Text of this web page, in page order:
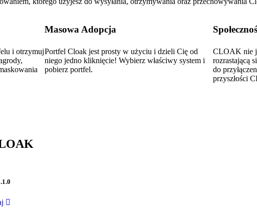
i otrzymuj
Masowa Adopcja
Portfel Cloak jest prosty w użyciu i dzieli Cię od
niego jedno kliknięcie! Wybierz właściwy system i
pobierz portfel.
CLOAK nie
rozrastającą
do
przyszłości